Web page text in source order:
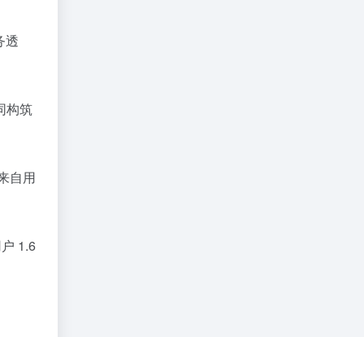
透
构筑
自用
1.6